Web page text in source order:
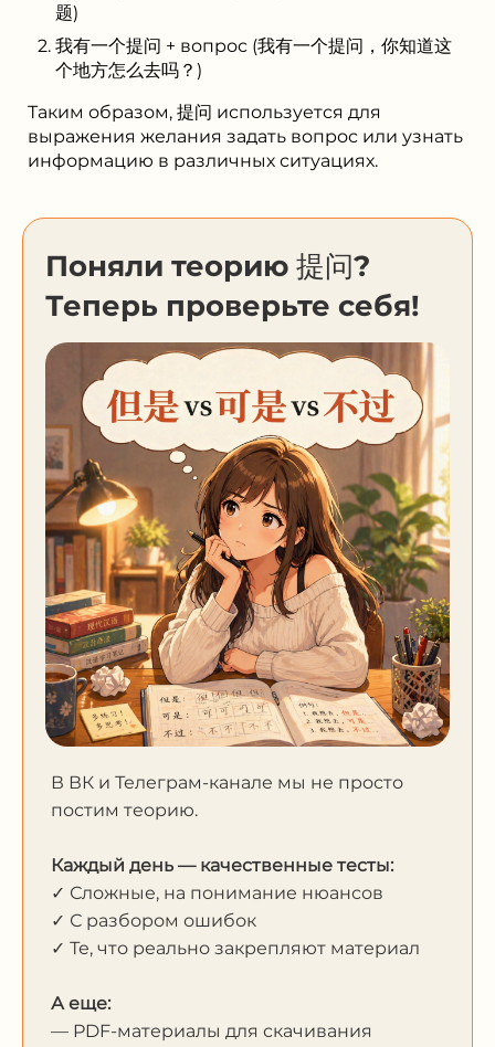
题)
我有一个提问 + вопрос (我有一个提问，你知道这
个地方怎么去吗？)
Таким образом, 提问 используется для
выражения желания задать вопрос или узнать
информацию в различных ситуациях.
Поняли теорию 提问?
Теперь проверьте себя!
В ВК и Телеграм-канале мы не просто
постим теорию.
Каждый день — качественные тесты:
✓ Сложные, на понимание нюансов
✓ С разбором ошибок
✓ Те, что реально закрепляют материал
А еще:
— PDF-материалы для скачивания